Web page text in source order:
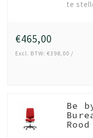
te
€465,00
Excl. BTW: €398,00 /
Be